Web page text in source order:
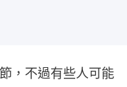
，不過有些人可能